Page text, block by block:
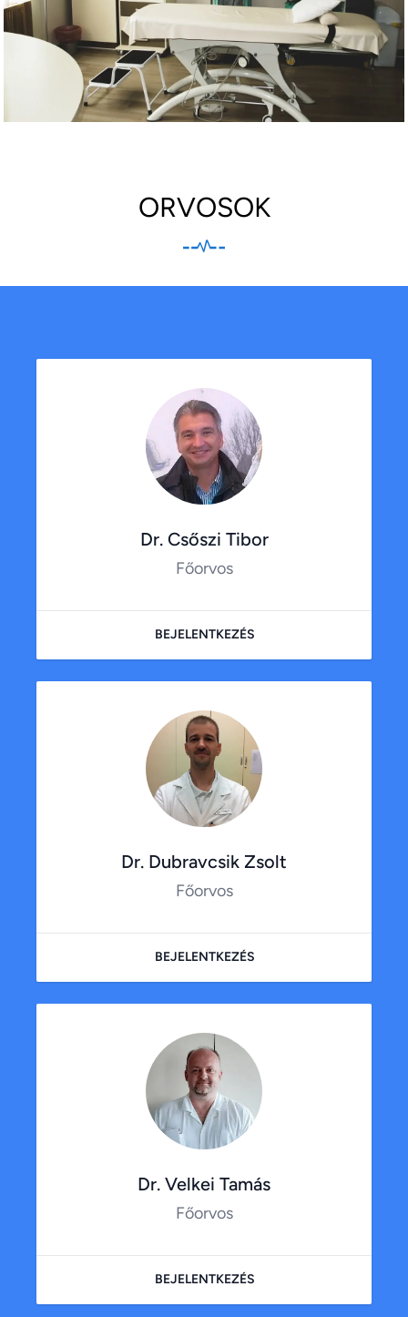
ORVOSOK
Dr. Csőszi Tibor
Főorvos
BEJELENTKEZÉS
Dr. Dubravcsik Zsolt
Főorvos
BEJELENTKEZÉS
Dr. Velkei Tamás
Főorvos
BEJELENTKEZÉS